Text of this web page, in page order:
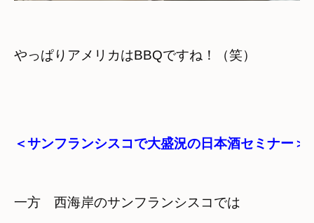
＜サンフランシスコで大盛況の日本酒セミナー＞
一方　西海岸のサンフランシスコでは